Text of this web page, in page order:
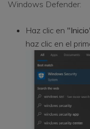
Windows Defender:
Haz clic en
haz clic en el